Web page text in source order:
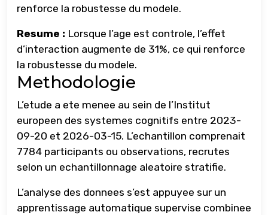
renforce la robustesse du modele.
Resume : Lorsque l’age est controle, l’effet
d’interaction augmente de 31%, ce qui renforce
la robustesse du modele.
Methodologie
L’etude a ete menee au sein de l’Institut
europeen des systemes cognitifs entre 2023-
09-20 et 2026-03-15. L’echantillon comprenait
7784 participants ou observations, recrutes
selon un echantillonnage aleatoire stratifie.
L’analyse des donnees s’est appuyee sur un
apprentissage automatique supervise combinee